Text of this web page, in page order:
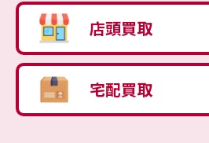
店頭買取
宅配買取